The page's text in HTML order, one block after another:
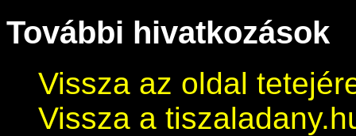
További hivatkozások
Vissza az oldal
Vissza a